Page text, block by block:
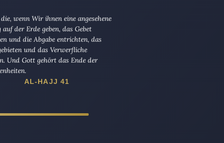
wenn Wir ihnen eine angesehene
der Erde geben, das Gebet
und die Abgabe entrichten, das
und das Verwerfliche
Und Gott gehört das Ende der
AL-HAJJ 41